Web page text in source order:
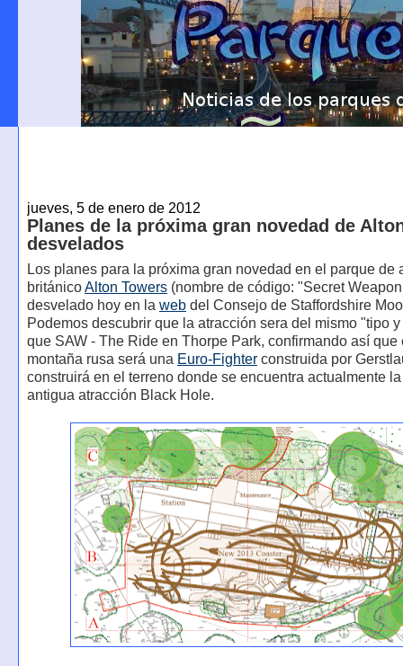
jueves, 5 de enero de 2012
Planes de la próxima gran novedad de
desvelados
Los planes para la próxima gran novedad en el parque de
británicoAlton Towers(nombre de código: "Secret
desvelado hoy en la webdel Consejo de Staffordshire
Podemos descubrir que la atracción sera del mismo "tipo
que SAW - The Ride en Thorpe Park, confirmando así que
montaña rusa será una Euro-Fighterconstruida por
construirá en el terreno donde se encuentra actualmente
antigua atracción Black Hole.